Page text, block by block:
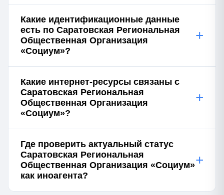
Какие идентификационные данные
есть по Саратовская Региональная
Общественная Организация
«Социум»?
+
Какие интернет-ресурсы связаны с
Саратовская Региональная
Общественная Организация
«Социум»?
+
Где проверить актуальный статус
Саратовская Региональная
Общественная Организация «Социум»
как иноагента?
+